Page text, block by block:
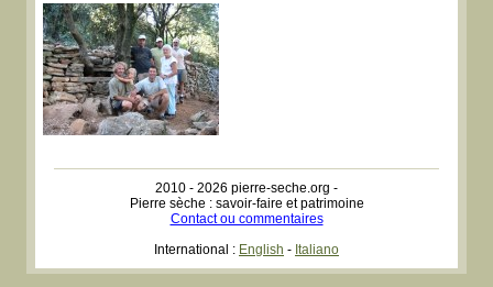
2010 - 2026 pierre-seche.org -
Pierre sèche : savoir-faire et patrimoine
Contact ou commentaires
International : English - Italiano